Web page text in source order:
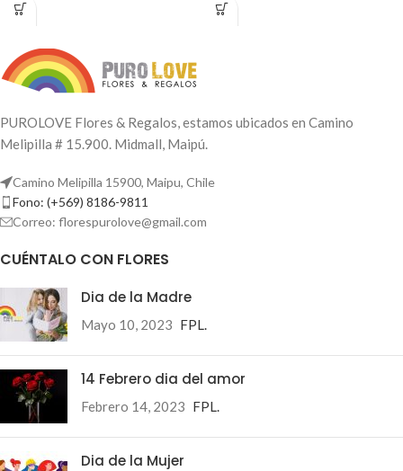
PUROLOVE Flores & Regalos, estamos ubicados en Camino
Melipilla # 15.900. Midmall, Maipú.
Camino Melipilla 15900, Maipu, Chile
Fono: (+569) 8186-9811
Correo: florespurolove@gmail.com
CUÉNTALO CON FLORES
Dia de la Madre
Mayo 10, 2023 FPL.
14 Febrero dia del amor
Febrero 14, 2023 FPL.
Dia de la Mujer